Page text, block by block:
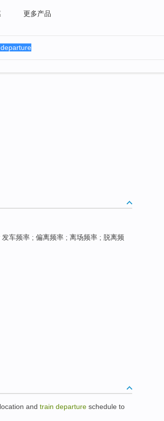
更多产品
车频率 ; 偏离频率 ; 离场频率 ; 脱离频
and train departure schedule to